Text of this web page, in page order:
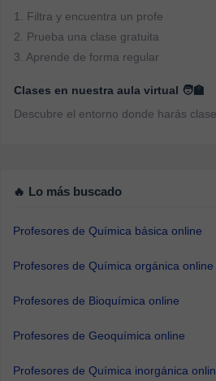
1. Filtra y encuentra un profe
2. Prueba una clase gratuita
3. Aprende de forma regular
Clases en nuestra aula virtual 🧑‍🏫
Descubre el entorno donde harás
🔥 Lo más buscado
Profesores de Química básica online
Profesores de Química orgánica online
Profesores de Bioquímica online
Profesores de Geoquímica online
Profesores de Química inorgánica